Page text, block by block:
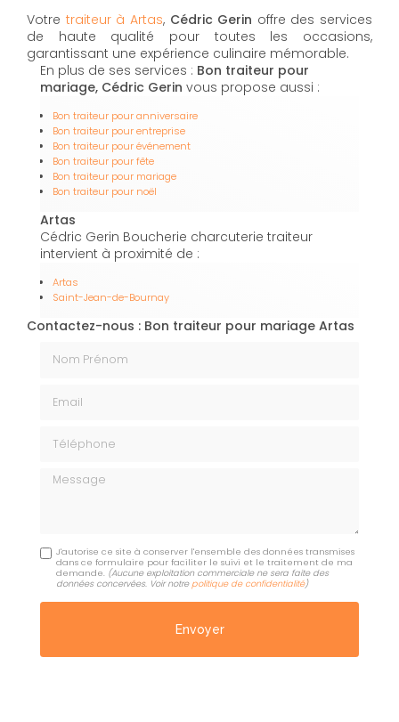
Votre traiteur à Artas, Cédric Gerin offre des services
de haute qualité pour toutes les occasions,
garantissant une expérience culinaire mémorable.
En plus de ses services : Bon traiteur pour
mariage, Cédric Gerin vous propose aussi :
Bon traiteur pour anniversaire
Bon traiteur pour entreprise
Bon traiteur pour événement
Bon traiteur pour fête
Bon traiteur pour mariage
Bon traiteur pour noël
Artas
Cédric Gerin Boucherie charcuterie traiteur
intervient à proximité de :
Artas
Saint-Jean-de-Bournay
Contactez-nous : Bon traiteur pour mariage Artas
Message
J'autorise ce site à conserver l'ensemble des données transmises
dans ce formulaire pour faciliter le suivi et le traitement de ma
demande. (Aucune exploitation commerciale ne sera faite des
données concervées. Voir notre politique de confidentialité)